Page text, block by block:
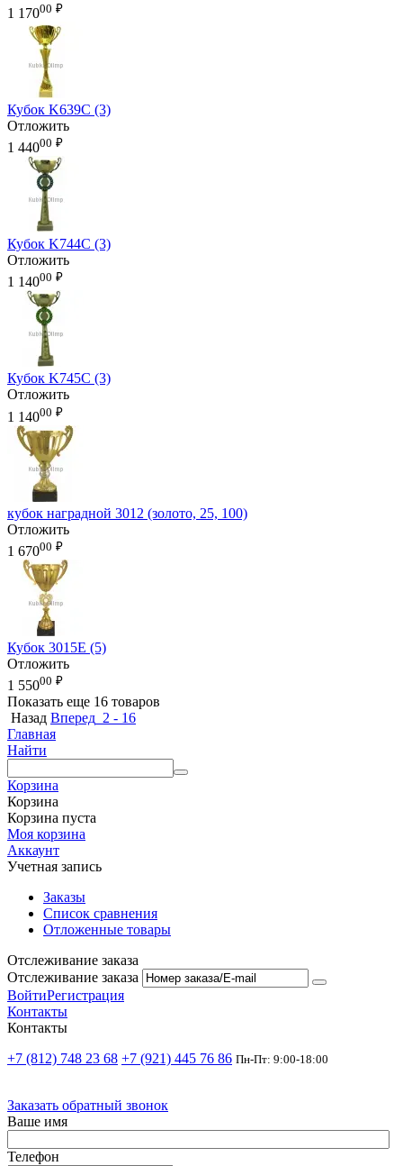
1 17000 ₽
Кубок K639C (3)
Отложить
1 44000 ₽
Кубок K744C (3)
Отложить
1 14000 ₽
Кубок K745C (3)
Отложить
1 14000 ₽
кубок наградной 3012 (золото, 25, 100)
Отложить
1 67000 ₽
Кубок 3015E (5)
Отложить
1 55000 ₽
Показать еще 16 товаров
Назад Вперед 2 - 16
Главная
Найти
Корзина
Корзина
Корзина пуста
Моя корзина
Аккаунт
Учетная запись
Заказы
Список сравнения
Отложенные товары
Отслеживание заказа
Отслеживание заказа
ВойтиРегистрация
Контакты
Контакты
+7 (812) 748 23 68 +7 (921) 445 76 86 Пн-Пт: 9:00-18:00
Заказать обратный звонок
Ваше имя
Телефон